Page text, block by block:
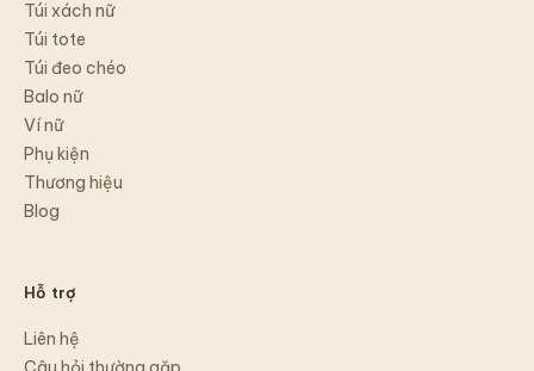
Túi xách nữ
Túi tote
Túi đeo chéo
Balo nữ
Ví nữ
Phụ kiện
Thương hiệu
Blog
Hỗ trợ
Liên hệ